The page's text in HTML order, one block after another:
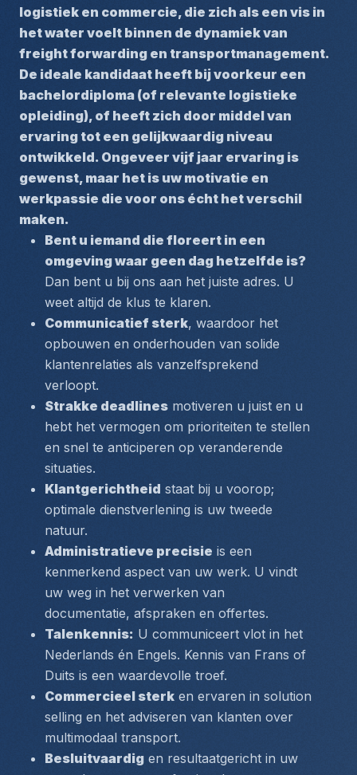
logistiek en commercie, die zich als een vis in
het water voelt binnen de dynamiek van
freight forwarding en transportmanagement.
De ideale kandidaat heeft bij voorkeur een
bachelordiploma (of relevante logistieke
opleiding), of heeft zich door middel van
ervaring tot een gelijkwaardig niveau
ontwikkeld. Ongeveer vijf jaar ervaring is
gewenst, maar het is uw motivatie en
werkpassie die voor ons écht het verschil
maken.
Bent u iemand die floreert in een
omgeving waar geen dag hetzelfde is?
Dan bent u bij ons aan het juiste adres. U
weet altijd de klus te klaren.
Communicatief sterk, waardoor het
opbouwen en onderhouden van solide
klantenrelaties als vanzelfsprekend
verloopt.
Strakke deadlines motiveren u juist en u
hebt het vermogen om prioriteiten te stellen
en snel te anticiperen op veranderende
situaties.
Klantgerichtheid staat bij u voorop;
optimale dienstverlening is uw tweede
natuur.
Administratieve precisie is een
kenmerkend aspect van uw werk. U vindt
uw weg in het verwerken van
documentatie, afspraken en offertes.
Talenkennis: U communiceert vlot in het
Nederlands én Engels. Kennis van Frans of
Duits is een waardevolle troef.
Commercieel sterk en ervaren in solution
selling en het adviseren van klanten over
multimodaal transport.
Besluitvaardig en resultaatgericht in uw